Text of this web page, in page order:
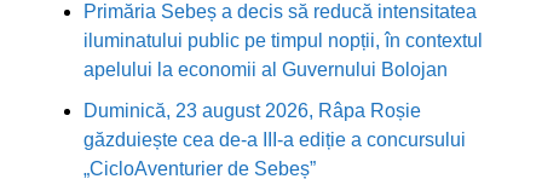
Primăria Sebeș a decis să reducă intensitatea
iluminatului public pe timpul nopții, în contextul
apelului la economii al Guvernului Bolojan
Duminică, 23 august 2026, Râpa Roșie
găzduiește cea de-a III-a ediție a concursului
„CicloAventurier de Sebeș”